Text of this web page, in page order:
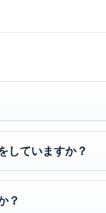
していますか？
？